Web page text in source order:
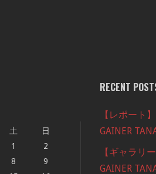
土
日
1
2
8
9
RECENT
【レポート
GAINER
【ギャラリ
GAINER